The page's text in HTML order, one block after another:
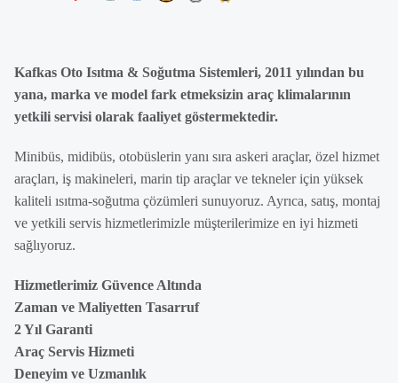
Kafkas Oto Isıtma & Soğutma Sistemleri, 2011 yılından bu
yana, marka ve model fark etmeksizin araç klimalarının
yetkili servisi olarak faaliyet göstermektedir.
Minibüs, midibüs, otobüslerin yanı sıra askeri araçlar, özel hizmet
araçları, iş makineleri, marin tip araçlar ve tekneler için yüksek
kaliteli ısıtma-soğutma çözümleri sunuyoruz. Ayrıca, satış, montaj
ve yetkili servis hizmetlerimizle müşterilerimize en iyi hizmeti
sağlıyoruz.
Hizmetlerimiz Güvence Altında
Zaman ve Maliyetten Tasarruf
2 Yıl Garanti
Araç Servis Hizmeti
Deneyim ve Uzmanlık